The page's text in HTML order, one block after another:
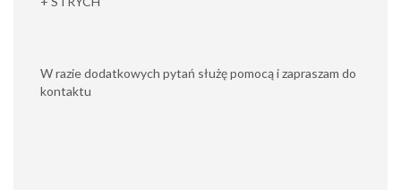
W razie dodatkowych pytań służę pomocą i zapraszam do
kontaktu